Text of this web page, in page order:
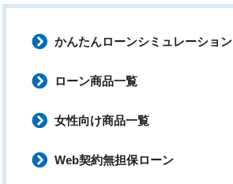
かんたんローンシミュレーション
ローン商品一覧
女性向け商品一覧
Web契約無担保ローン